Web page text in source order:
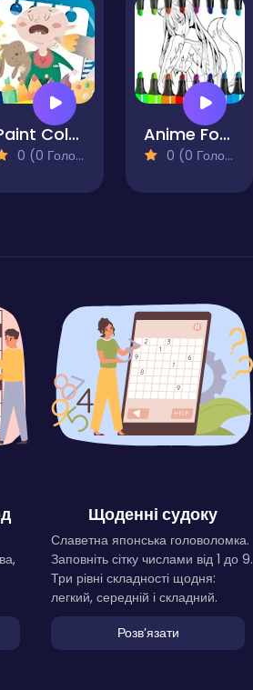
Paint Coloring Book
0 (0 Голосів)
Anime Fox Girl Cute Coloring Pages
0 (0 Голосів)
Щоденні судоку
Славетна японська головоломка.
Заповніть сітку числами від 1 до 9.
Три рівні складності щодня:
легкий, середній і складний.
Розвʼязати